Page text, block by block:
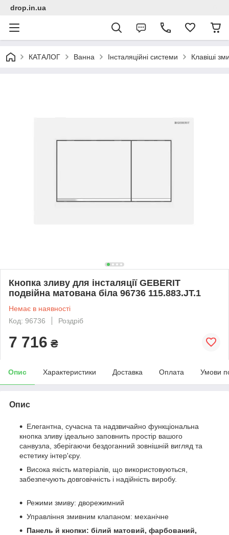
drop.in.ua
КАТАЛОГ Ванна Інсталяційні системи Клавіші
Кнопка зливу для інсталяції GEBERIT
подвійна матована біла 96736 115.883.JT.1
Немає в наявності
Код: 96736
Роздріб
7 716 ₴
Опис Характеристики Доставка Оплата Умови
Опис
Елегантна, сучасна та надзвичайно функціональна
кнопка зливу ідеально заповнить простір вашого
санвузла, зберігаючи бездоганний зовнішній вигляд та
естетику інтер'єру.
Висока якість матеріалів, що використовуються,
забезпечують довговічність і надійність виробу.
Режими змиву: дворежимний
Управління змивним клапаном: механічне
Панель й кнопки: білий матовий, фарбований,